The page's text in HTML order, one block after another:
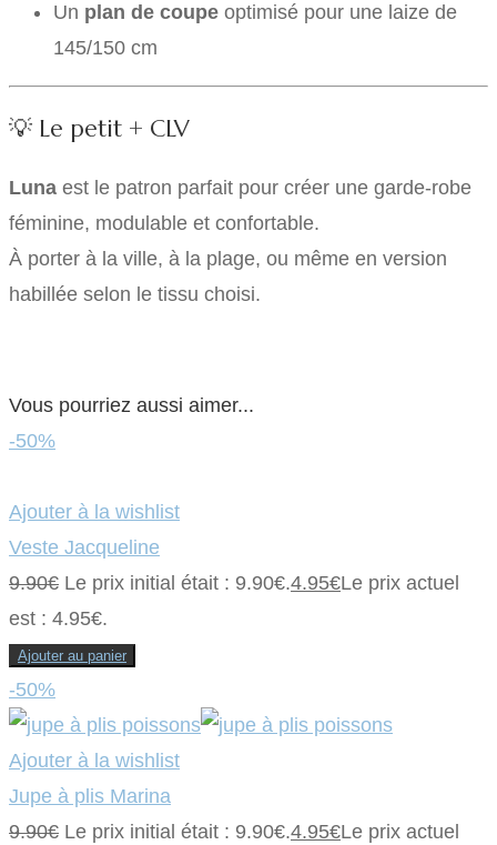
Un plan de coupe optimisé pour une laize de
145/150 cm
💡 Le petit + CLV
Luna est le patron parfait pour créer une garde-robe
féminine, modulable et confortable.
À porter à la ville, à la plage, ou même en version
habillée selon le tissu choisi.
Vous pourriez aussi aimer...
-50%
Ajouter à la wishlist
Veste Jacqueline
9.90€ Le prix initial était : 9.90€.4.95€Le prix actuel
est : 4.95€.
Ajouter au panier
-50%
Ajouter à la wishlist
Jupe à plis Marina
9.90€ Le prix initial était : 9.90€.4.95€Le prix actuel